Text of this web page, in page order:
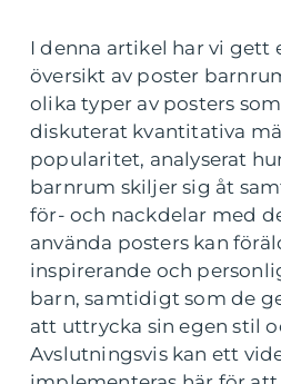
I denna artikel har vi gett
översikt av poster
olika typer av posters
diskuterat kvantitativa
popularitet, analyserat
barnrum skiljer sig åt
för- och nackdelar med
använda posters kan
inspirerande och
barn, samtidigt som de
att uttrycka sin egen stil
Avslutningsvis kan ett